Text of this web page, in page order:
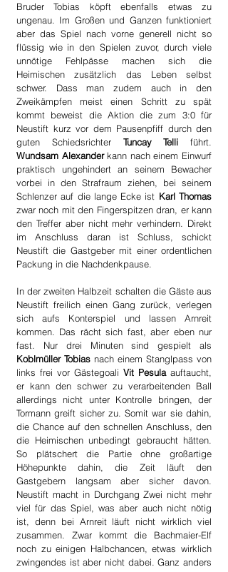
Bruder Tobias köpft ebenfalls etwas zu
ungenau. Im Großen und Ganzen funktioniert
aber das Spiel nach vorne generell nicht so
flüssig wie in den Spielen zuvor, durch viele
unnötige Fehlpässe machen sich die
Heimischen zusätzlich das Leben selbst
schwer. Dass man zudem auch in den
Zweikämpfen meist einen Schritt zu spät
kommt beweist die Aktion die zum 3:0 für
Neustift kurz vor dem Pausenpfiff durch den
guten Schiedsrichter Tuncay Telli
Wundsam Alexander kann nach einem Einwurf
praktisch ungehindert an seinem Bewacher
vorbei in den Strafraum ziehen, bei seinem
Schlenzer auf die lange Ecke ist Karl Thomas
zwar noch mit den Fingerspitzen dran, er kann
den Treffer aber nicht mehr verhindern. Direkt
im Anschluss daran ist Schluss, schickt
Neustift die Gastgeber mit einer ordentlichen
Packung in die Nachdenkpause.
In der zweiten Halbzeit schalten die Gäste aus
Neustift freilich einen Gang zurück, verlegen
sich aufs Konterspiel und lassen Arnreit
kommen. Das rächt sich fast, aber eben nur
Koblmüller Tobias nach einem Stanglpass von
links frei vor Gästegoali Vit Pesula auftaucht,
er kann den schwer zu verarbeitenden Ball
allerdings nicht unter Kontrolle bringen, der
Tormann greift sicher zu. Somit war sie dahin,
die Chance auf den schnellen Anschluss, den
die Heimischen unbedingt gebraucht hätten.
So plätschert die Partie ohne großartige
Höhepunkte dahin, die Zeit läuft den
Gastgebern langsam aber sicher davon.
Neustift macht in Durchgang Zwei nicht mehr
viel für das Spiel, was aber auch nicht nötig
ist, denn bei Arnreit läuft nicht wirklich viel
zusammen. Zwar kommt die Bachmaier-Elf
noch zu einigen Halbchancen, etwas wirklich
zwingendes ist aber nicht dabei. Ganz anders